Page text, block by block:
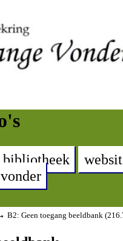
bibliotheek
B2: Geen toegang beeldbank